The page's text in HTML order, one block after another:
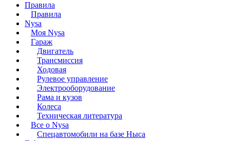
Правила
Правила
Nysa
Моя Nysa
Гараж
Двигатель
Трансмиссия
Ходовая
Рулевое управление
Электрооборудование
Рама и кузов
Колеса
Техническая литература
Все о Nysa
Спецавтомобили на базе Ныса